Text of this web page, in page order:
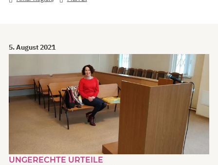
5. August 2021
UNGERECHTE URTEILE